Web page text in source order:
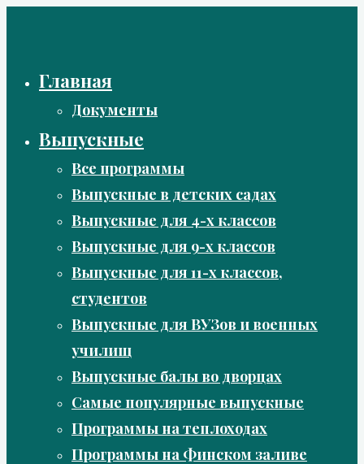
Главная
Документы
Выпускные
Все программы
Выпускные в детских садах
Выпускные для 4-х классов
Выпускные для 9-х классов
Выпускные для 11-х классов,
студентов
Выпускные для ВУЗов и военных
училищ
Выпускные балы во дворцах
Самые популярные выпускные
Программы на теплоходах
Программы на Финском заливе